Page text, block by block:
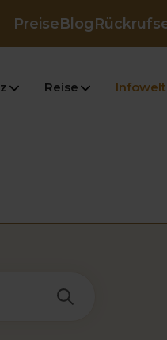
PreiseBlog
Reise Infowelt